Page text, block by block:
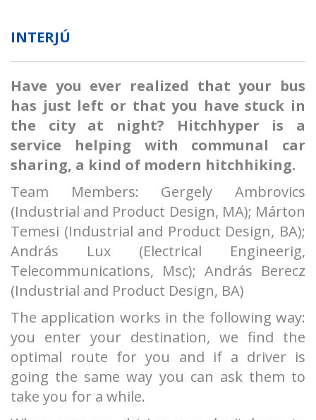
INTERJÚ
Have you ever realized that your bus
has just left or that you have stuck in
the city at night? Hitchhyper is a
service helping with communal car
sharing, a kind of modern hitchhiking.
Team Members: Gergely Ambrovics
(Industrial and Product Design, MA); Márton
Temesi (Industrial and Product Design, BA);
András Lux (Electrical Engineerig,
Telecommunications, Msc); András Berecz
(Industrial and Product Design, BA)
The application works in the following way:
you enter your destination, we find the
optimal route for you and if a driver is
going the same way you can ask them to
take you for a while.